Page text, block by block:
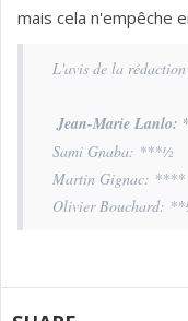
mais cela n'empêche
L'avis de la
Jean-Marie
Sami Gnaba: ***½
Martin Gignac: ****
Olivier Bouchard: